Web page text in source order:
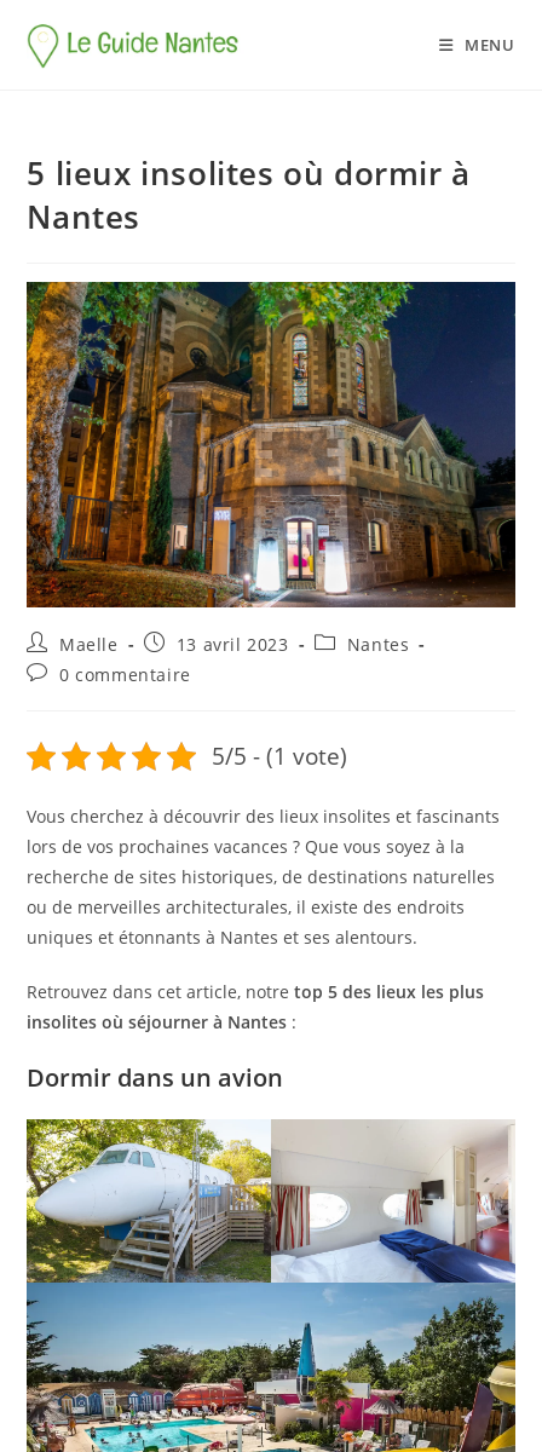
MENU
5 lieux insolites où dormir à
Nantes
Maelle 13 avril 2023
Nantes
0 commentaire
5/5 - (1 vote)
Vous cherchez à découvrir des lieux insolites et fascinants
lors de vos prochaines vacances ? Que vous soyez à la
recherche de sites historiques, de destinations naturelles
ou de merveilles architecturales, il existe des endroits
uniques et étonnants à Nantes et ses alentours.
Retrouvez dans cet article, notretop 5 des lieux les plus
insolites où séjourner à Nantes :
Dormir dans un avion